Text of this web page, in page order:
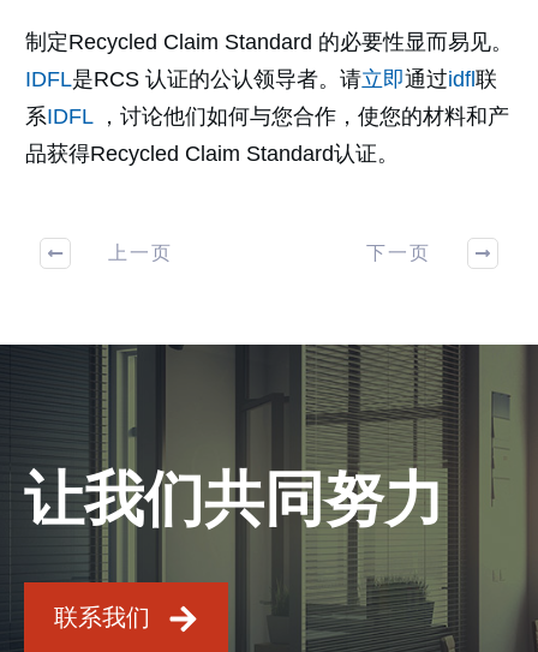
制定Recycled Claim Standard 的必要性显而易见。
IDFL是RCS 认证的公认领导者。请立即通过idfl联
系IDFL ，讨论他们如何与您合作，使您的材料和产
品获得Recycled Claim Standard认证。
上一页 下一页
让我们共同努力
联系我们